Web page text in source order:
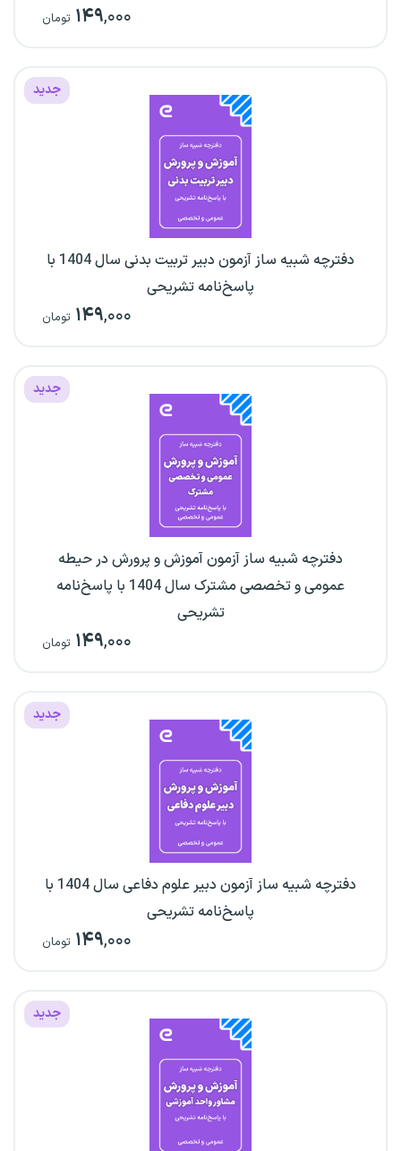
۱۴۹,۰۰۰ تومان
جدید
دفترچه شبیه ساز آزمون دبیر تربیت بدنی سال 1404 با
پاسخ‌نامه تشریحی
۱۴۹,۰۰۰ تومان
جدید
دفترچه شبیه ساز آزمون آموزش و پرورش در حیطه
عمومی و تخصصی مشترک سال 1404 با پاسخ‌نامه
تشریحی
۱۴۹,۰۰۰ تومان
جدید
دفترچه شبیه ساز آزمون دبیر علوم دفاعی سال 1404 با
پاسخ‌نامه تشریحی
۱۴۹,۰۰۰ تومان
جدید